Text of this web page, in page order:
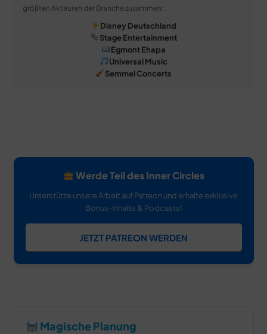
größten Akteuren der Branche zusammen:
Disney Deutschland
Stage Entertainment
Egmont Ehapa
Universal Music
Semmel Concerts
Werde Teil des Inner Circles
Unterstütze unsere Arbeit auf Patreon und erhalte exklusive
Bonus-Inhalte & Podcasts!
JETZT PATREON WERDEN
Magische Planung